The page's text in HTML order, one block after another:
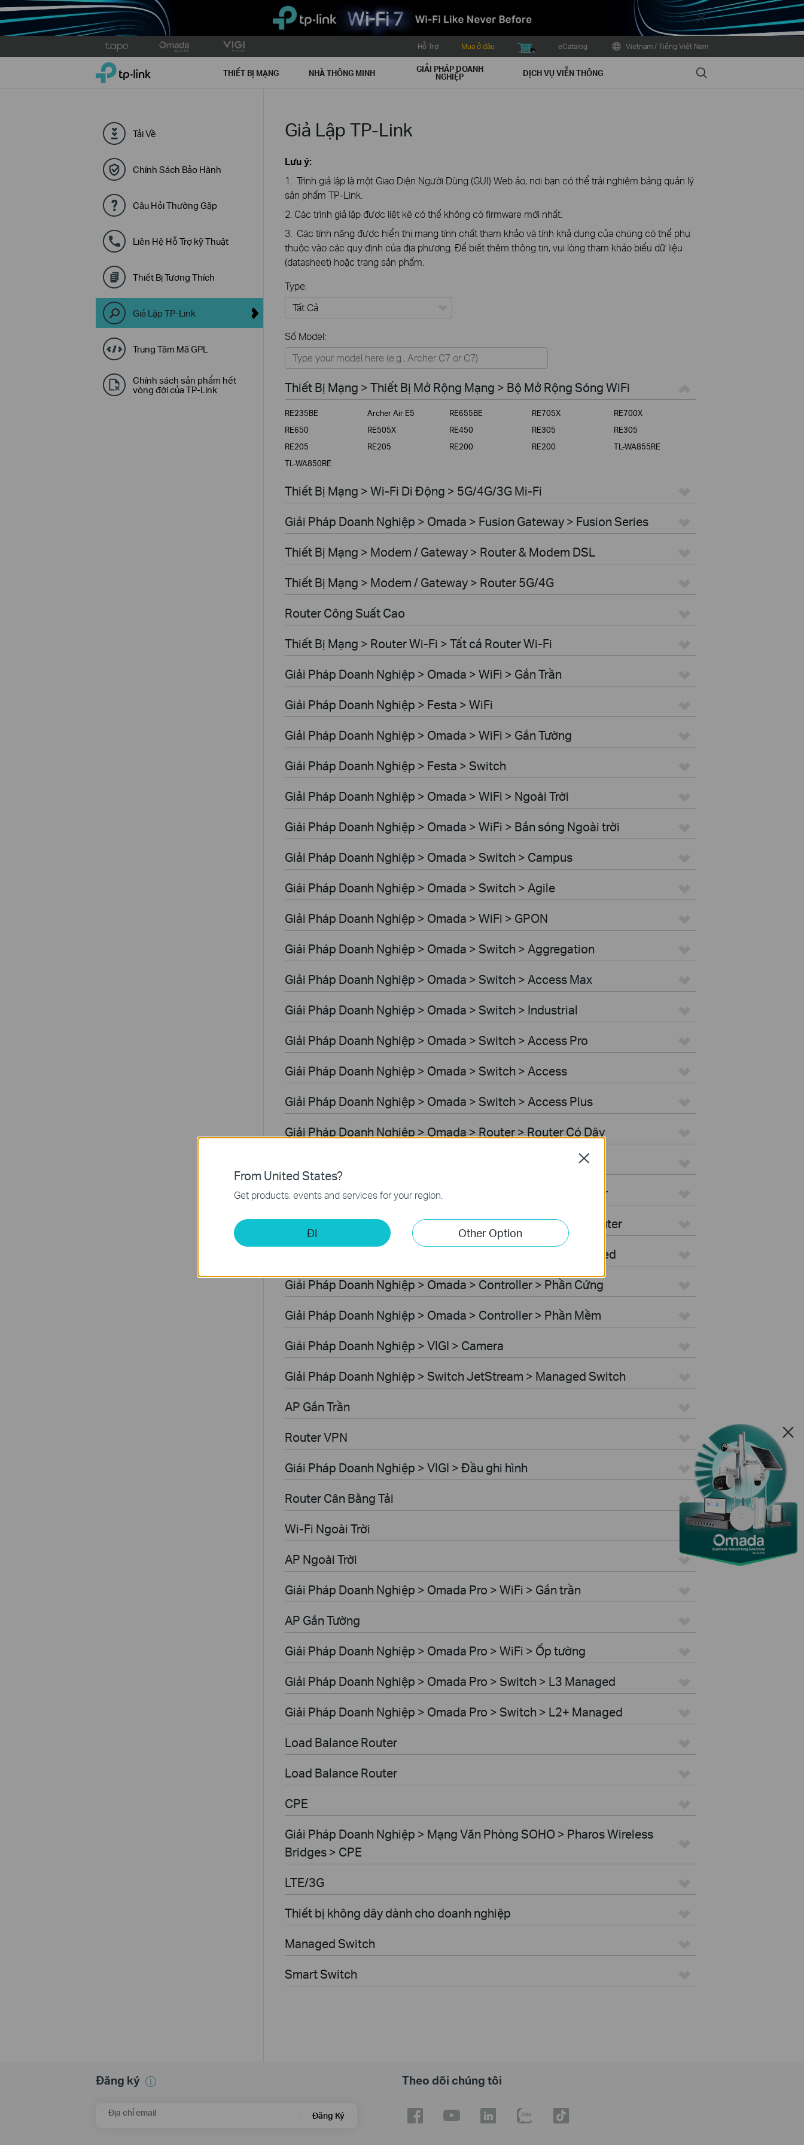
Close
to
Hỗ Trợ Mua ở đâu
buy icon
eCatalog Vietnam / Tiếng Việt Nam
TP-Link, Reliably Smart THIẾT BỊ MẠNG NHÀ THÔNG MINH GIẢI PHÁP DOANH
NGHIỆP DỊCH VỤ VIỄN THÔNG Search
Tải Về
Chính Sách Bảo Hành
Câu Hỏi Thường Gặp
Liên Hệ Hỗ Trợ kỹ Thuật
Thiết Bị Tương Thích
Giả Lập TP-Link
Trung Tâm Mã GPL
Chính sách sản phẩm hết
vòng đời của TP-Link
Giả Lập TP-Link
Lưu ý:
1. Trình giả lập là một Giao Diện Người Dùng (GUI) Web ảo, nơi bạn có thể trải nghiệm bảng quản lý
sản phẩm TP-Link.
2. Các trình giả lập được liệt kê có thể không có firmware mới nhất.
3. Các tính năng được hiển thị mang tính chất tham khảo và tính khả dụng của chúng có thể phụ
thuộc vào các quy định của địa phương. Để biết thêm thông tin, vui lòng tham khảo biểu dữ liệu
(datasheet) hoặc trang sản phẩm.
Type:
Tất Cả
Thiết Bị Mạng
Nhà Thông Minh
Giải Pháp Doanh Nghiệp
Dịch Vụ Viễn Thông
Số Model:
Thiết Bị Mạng > Thiết Bị Mở Rộng Mạng > Bộ Mở Rộng Sóng WiFi
RE235BE Archer Air E5 RE655BE RE705X
RE700X
RE650
RE505X RE450 RE305
RE305
RE205
RE205 RE200 RE200
TL-WA855RE
TL-WA850RE
Thiết Bị Mạng > Wi-Fi Di Động > 5G/4G/3G Mi-Fi
Giải Pháp Doanh Nghiệp > Omada > Fusion Gateway > Fusion Series
Thiết Bị Mạng > Modem / Gateway > Router & Modem DSL
Thiết Bị Mạng > Modem / Gateway > Router 5G/4G
Router Công Suất Cao
Thiết Bị Mạng > Router Wi-Fi > Tất cả Router Wi-Fi
Giải Pháp Doanh Nghiệp > Omada > WiFi > Gắn Trần
Giải Pháp Doanh Nghiệp > Festa > WiFi
Giải Pháp Doanh Nghiệp > Omada > WiFi > Gắn Tường
Giải Pháp Doanh Nghiệp > Festa > Switch
Giải Pháp Doanh Nghiệp > Omada > WiFi > Ngoài Trời
Giải Pháp Doanh Nghiệp > Omada > WiFi > Bắn sóng Ngoài trời
Giải Pháp Doanh Nghiệp > Omada > Switch > Campus
Giải Pháp Doanh Nghiệp > Omada > Switch > Agile
Giải Pháp Doanh Nghiệp > Omada > WiFi > GPON
Giải Pháp Doanh Nghiệp > Omada > Switch > Aggregation
Giải Pháp Doanh Nghiệp > Omada > Switch > Access Max
Giải Pháp Doanh Nghiệp > Omada > Switch > Industrial
Giải Pháp Doanh Nghiệp > Omada > Switch > Access Pro
Giải Pháp Doanh Nghiệp > Omada > Switch > Access
Giải Pháp Doanh Nghiệp > Omada > Switch > Access Plus
Giải Pháp Doanh Nghiệp > Omada > Router > Router Có Dây
Giải Pháp Doanh Nghiệp > Omada > Router > WiFi Router
Giải Pháp Doanh Nghiệp > Omada > Router > 4G WiFi Router
Giải Pháp Doanh Nghiệp > Omada > Router > Integrated Router
Giải Pháp Doanh Nghiệp > Omada > Controller > Cloud-Based
Giải Pháp Doanh Nghiệp > Omada > Controller > Phần Cứng
Giải Pháp Doanh Nghiệp > Omada > Controller > Phần Mềm
Giải Pháp Doanh Nghiệp > VIGI > Camera
Giải Pháp Doanh Nghiệp > Switch JetStream > Managed Switch
AP Gắn Trần
Router VPN
Giải Pháp Doanh Nghiệp > VIGI > Đầu ghi hình
Router Cân Bằng Tải
Wi-Fi Ngoài Trời
AP Ngoài Trời
Giải Pháp Doanh Nghiệp > Omada Pro > WiFi > Gắn trần
AP Gắn Tường
Giải Pháp Doanh Nghiệp > Omada Pro > WiFi > Ốp tường
Giải Pháp Doanh Nghiệp > Omada Pro > Switch > L3 Managed
Giải Pháp Doanh Nghiệp > Omada Pro > Switch > L2+ Managed
Load Balance Router
Load Balance Router
CPE
Giải Pháp Doanh Nghiệp > Mạng Văn Phòng SOHO > Pharos Wireless
Bridges > CPE
LTE/3G
Thiết bị không dây dành cho doanh nghiệp
Managed Switch
Smart Switch
Đăng ký
Địa chỉ email Đăng Ký
Theo dõi chúng tôi
From United States?
Get products, events and services for your region.
ĐI Other Option
Close